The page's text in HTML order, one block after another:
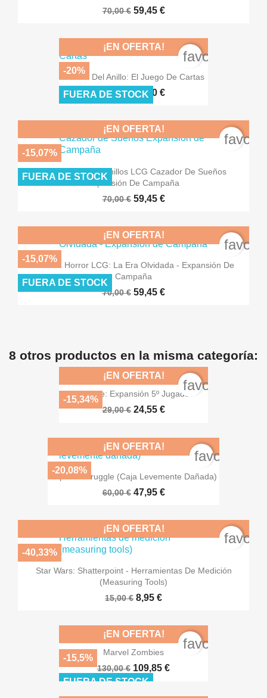
70,00 € 59,45 €
Guerra Del Anillo: El Juego De Cartas
45,00 € 36,00 €
¡EN OFERTA!
-20%
FUERA DE STOCK
El Señor De Los Anillos LCG Cazador De Sueños
Expansión De Campaña
70,00 € 59,45 €
¡EN OFERTA!
-15,07%
FUERA DE STOCK
Arkham Horror LCG: La Era Olvidada - Expansión De
Campaña
70,00 € 59,45 €
¡EN OFERTA!
-15,07%
FUERA DE STOCK
8 otros productos en la misma categoría:
Barrage: Expansión 5º Jugador
29,00 € 24,55 €
¡EN OFERTA!
-15,34%
Imperial Struggle (caja Levemente Dañada)
60,00 € 47,95 €
¡EN OFERTA!
-20,08%
Star Wars: Shatterpoint - Herramientas De Medición
(measuring Tools)
15,00 € 8,95 €
¡EN OFERTA!
-40,33%
Marvel Zombies
130,00 € 109,85 €
¡EN OFERTA!
-15,5%
FUERA DE STOCK